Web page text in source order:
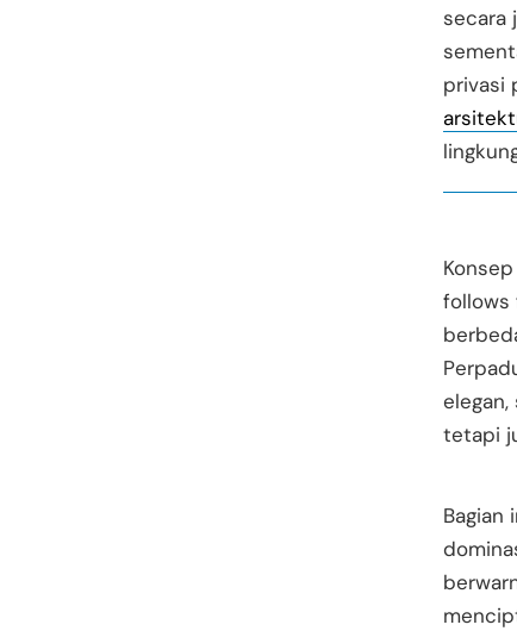
secara
privasi
follows
tetapi
Bagian